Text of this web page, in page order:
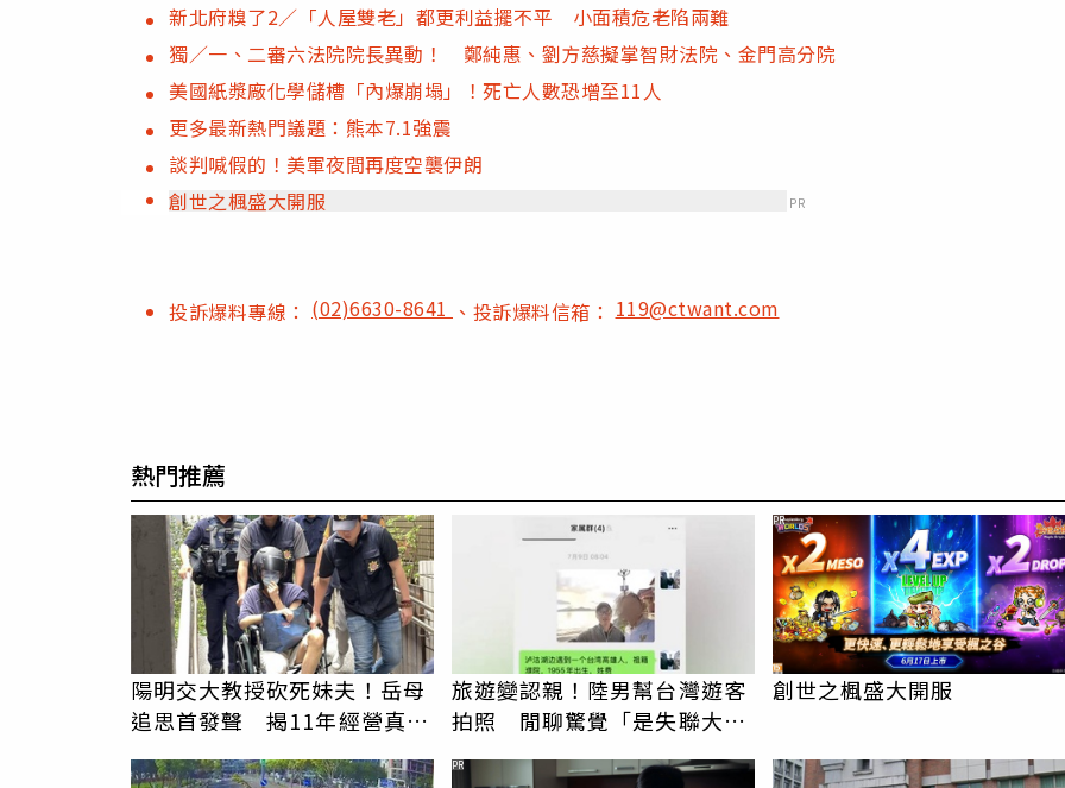
新北府糗了2／「人屋雙老」都更利益擺不平 小面積危老陷兩難
獨／一、二審六法院院長異動！ 鄭純惠、劉方慈擬掌智財法院、金門高分院
美國紙漿廠化學儲槽「內爆崩塌」！死亡人數恐增至11人
更多最新熱門議題：熊本7.1強震
談判喊假的！美軍夜間再度空襲伊朗
創世之楓盛大開服
PR
投訴爆料專線： (02)6630-8641 、投訴爆料信箱：119@ctwant.com
熱門推薦
陽明交大教授砍死妹夫！岳母
追思首發聲 揭11年經營真相
旅遊變認親！陸男幫台灣遊客
拍照 閒聊驚覺「是失聯大
創世之楓盛大開服
PR
PR